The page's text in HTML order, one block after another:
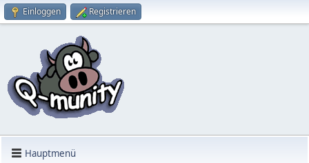
Einloggen Registrieren
Hauptmenü